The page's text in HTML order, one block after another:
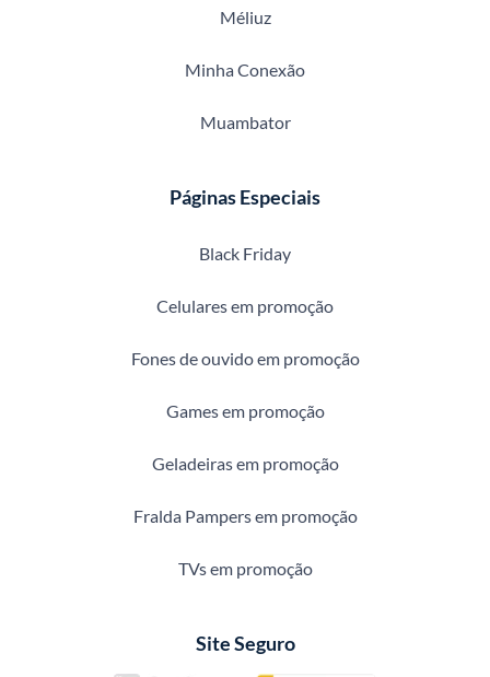
Méliuz
Minha Conexão
Muambator
Páginas Especiais
Black Friday
Celulares em promoção
Fones de ouvido em promoção
Games em promoção
Geladeiras em promoção
Fralda Pampers em promoção
TVs em promoção
Site Seguro